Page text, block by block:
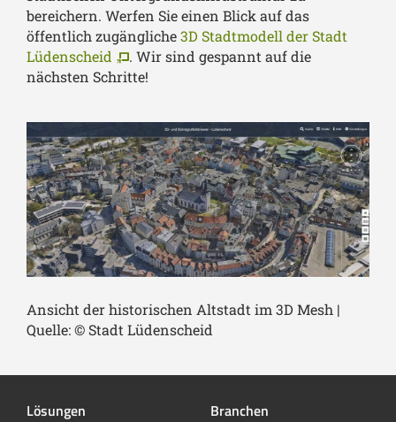
bereichern. Werfen Sie einen Blick auf das
öffentlich zugängliche3D Stadtmodell der Stadt
Lüdenscheid
. Wir sind gespannt auf die
nächsten Schritte!
Ansicht der historischen Altstadt im 3D Mesh |
Quelle: © Stadt Lüdenscheid
Lösungen
Branchen